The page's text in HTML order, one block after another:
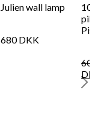
Julien wall lamp
680DKK